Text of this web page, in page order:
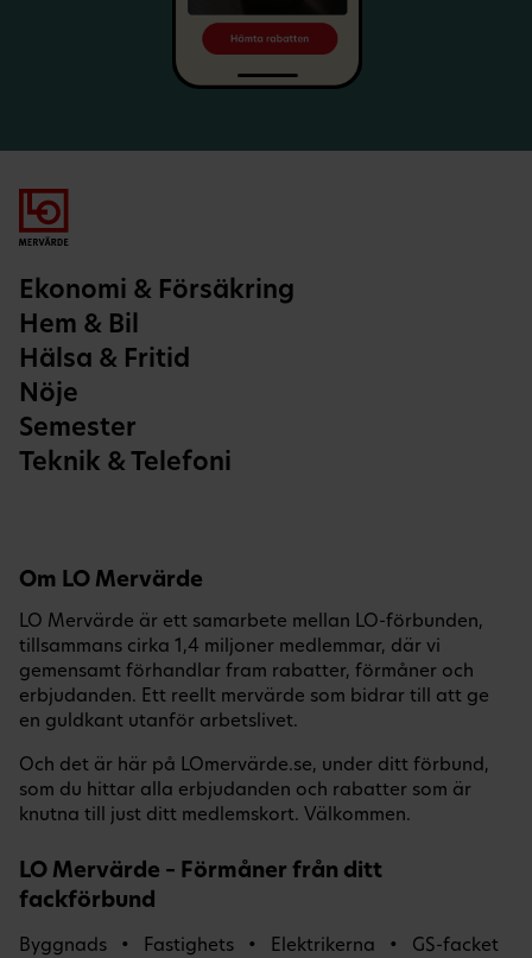
Ekonomi & Försäkring
Hem & Bil
Hälsa & Fritid
Nöje
Semester
Teknik & Telefoni
Om LO Mervärde
LO Mervärde är ett samarbete mellan LO-förbunden,
tillsammans cirka 1,4 miljoner medlemmar, där vi
gemensamt förhandlar fram rabatter, förmåner och
erbjudanden. Ett reellt mervärde som bidrar till att ge
en guldkant utanför arbetslivet.
Och det är här på LOmervärde.se, under ditt förbund,
som du hittar alla erbjudanden och rabatter som är
knutna till just ditt medlemskort. Välkommen.
LO Mervärde – Förmåner från ditt
fackförbund
Byggnads Fastighets Elektrikerna GS-facket